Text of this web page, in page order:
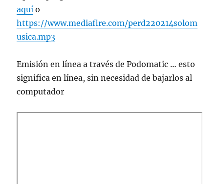
aquí o
https://www.mediafire.com/perd220214solom
usica.mp3
Emisión en lí­nea a través de Podomatic … esto
significa en línea, sin necesidad de bajarlos al
computador